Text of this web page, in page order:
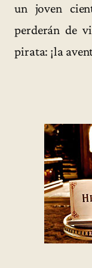
un joven
perderán de
pirata: ¡la